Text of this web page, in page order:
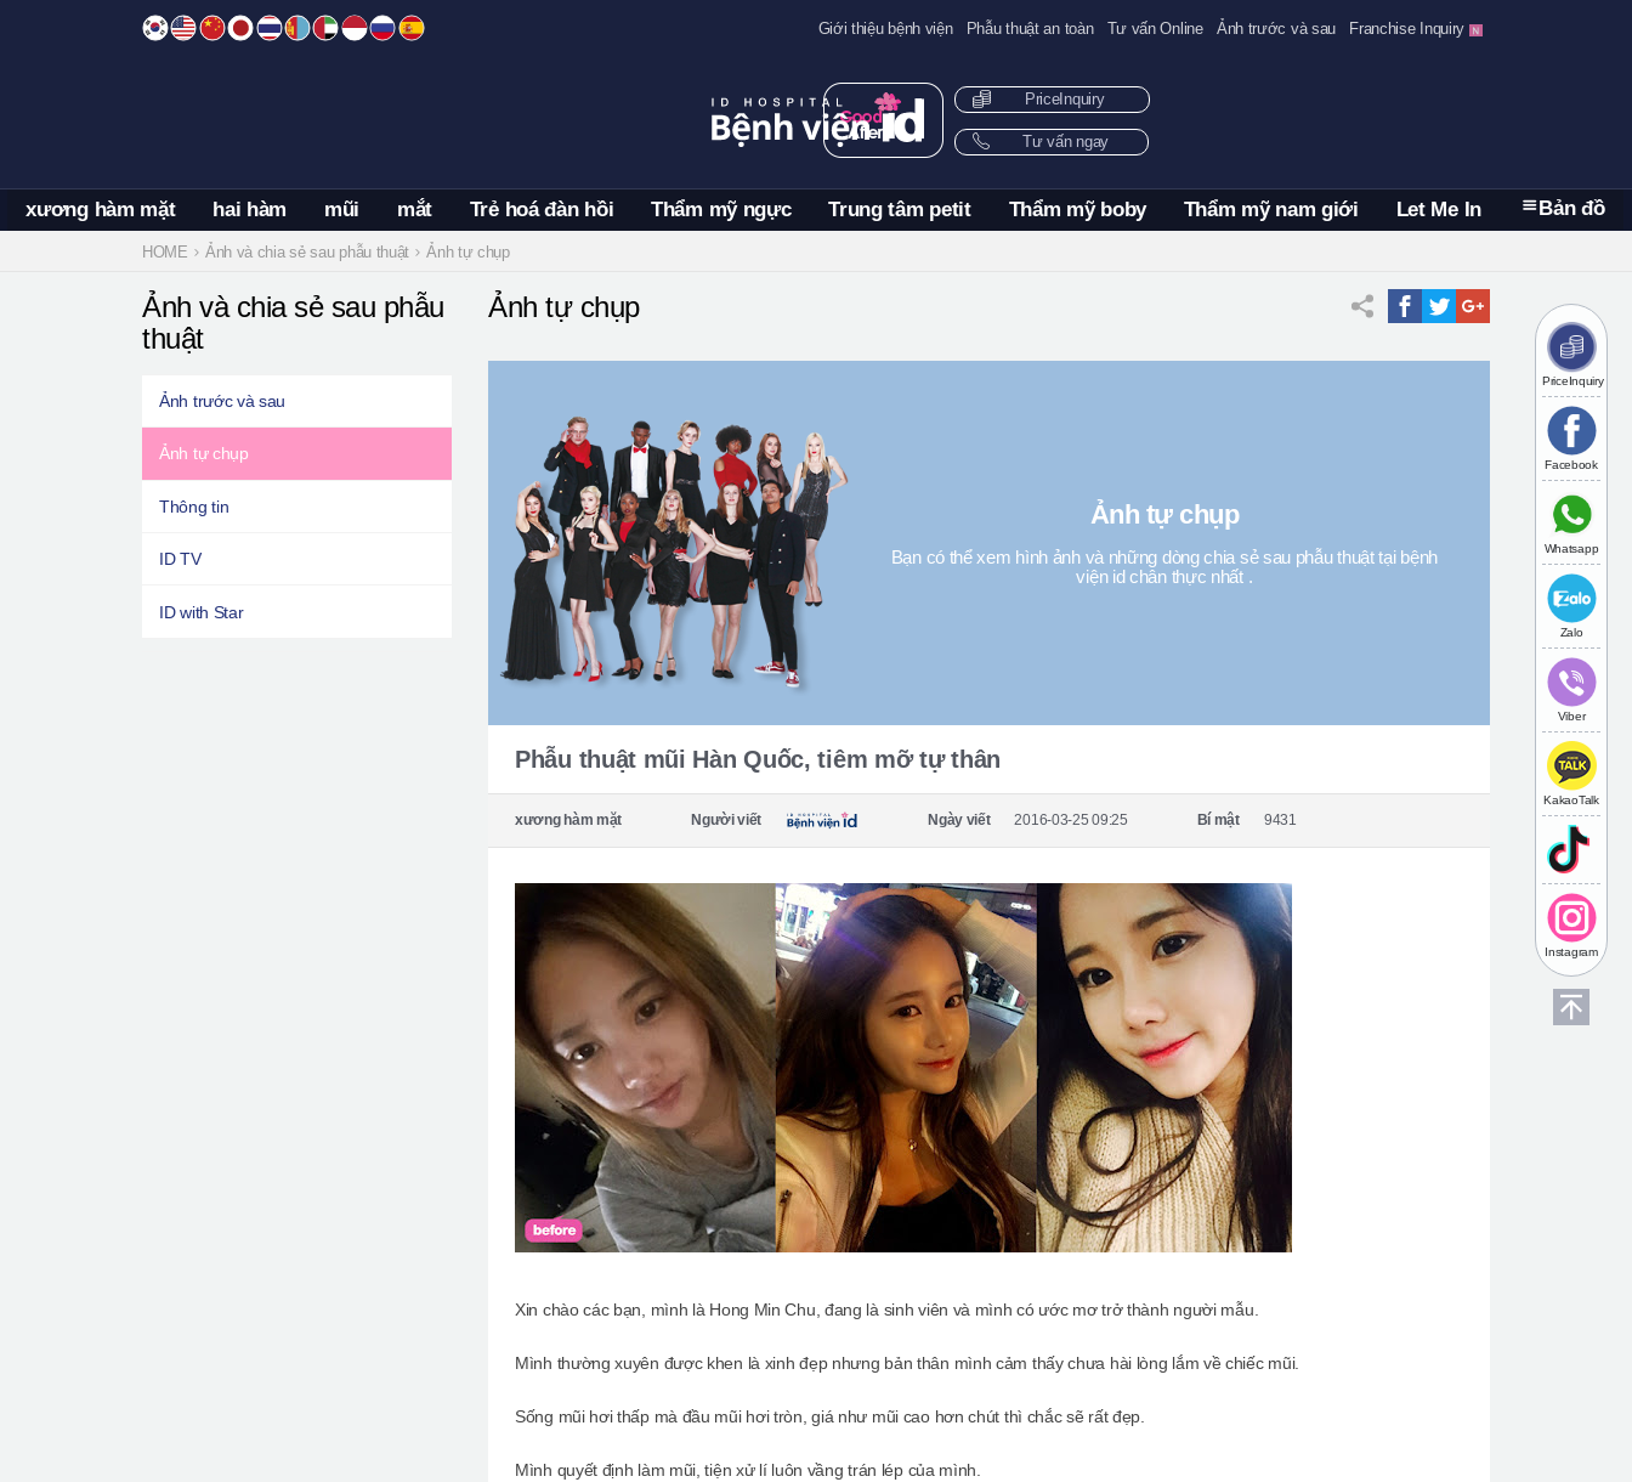
Giới thiệu bệnh viện Phẫu thuật an toàn Tư vấn Online Ảnh trước và sau Franchise Inquiry
xương hàm mặt hai hàm mũi mắt Trẻ hoá đàn hồi Thẩm mỹ ngực Trung tâm petit Thẩm mỹ boby Thẩm mỹ nam giới Let Me In Bản đồ
PriceInquiry
Tư vấn ngay
PriceInquiry
Facebook
Whatsapp
Zalo
Viber
KakaoTalk
Instagram
HOME Ảnh và chia sẻ sau phẫu thuật Ảnh tự chụp
Ảnh tự chụp
Ảnh tự chụp
Bạn có thể xem hình ảnh và những dòng chia sẻ sau phẫu thuật tại bệnh
viện id chân thực nhất .
Phẫu thuật mũi Hàn Quốc, tiêm mỡ tự thân
xương hàm mặt Người viết Ngày viết 2016-03-25 09:25 Bí mật 9431
Xin chào các bạn, mình là Hong Min Chu, đang là sinh viên và mình có ước mơ trở thành người mẫu.
Mình thường xuyên được khen là xinh đẹp nhưng bản thân mình cảm thấy chưa hài lòng lắm về chiếc mũi.
Sống mũi hơi thấp mà đầu mũi hơi tròn, giá như mũi cao hơn chút thì chắc sẽ rất đẹp.
Mình quyết định làm mũi, tiện xử lí luôn vầng trán lép của mình.
Ảnh và chia sẻ sau phẫu
thuật
Ảnh trước và sau
Ảnh tự chụp
Thông tin
ID TV
ID with Star